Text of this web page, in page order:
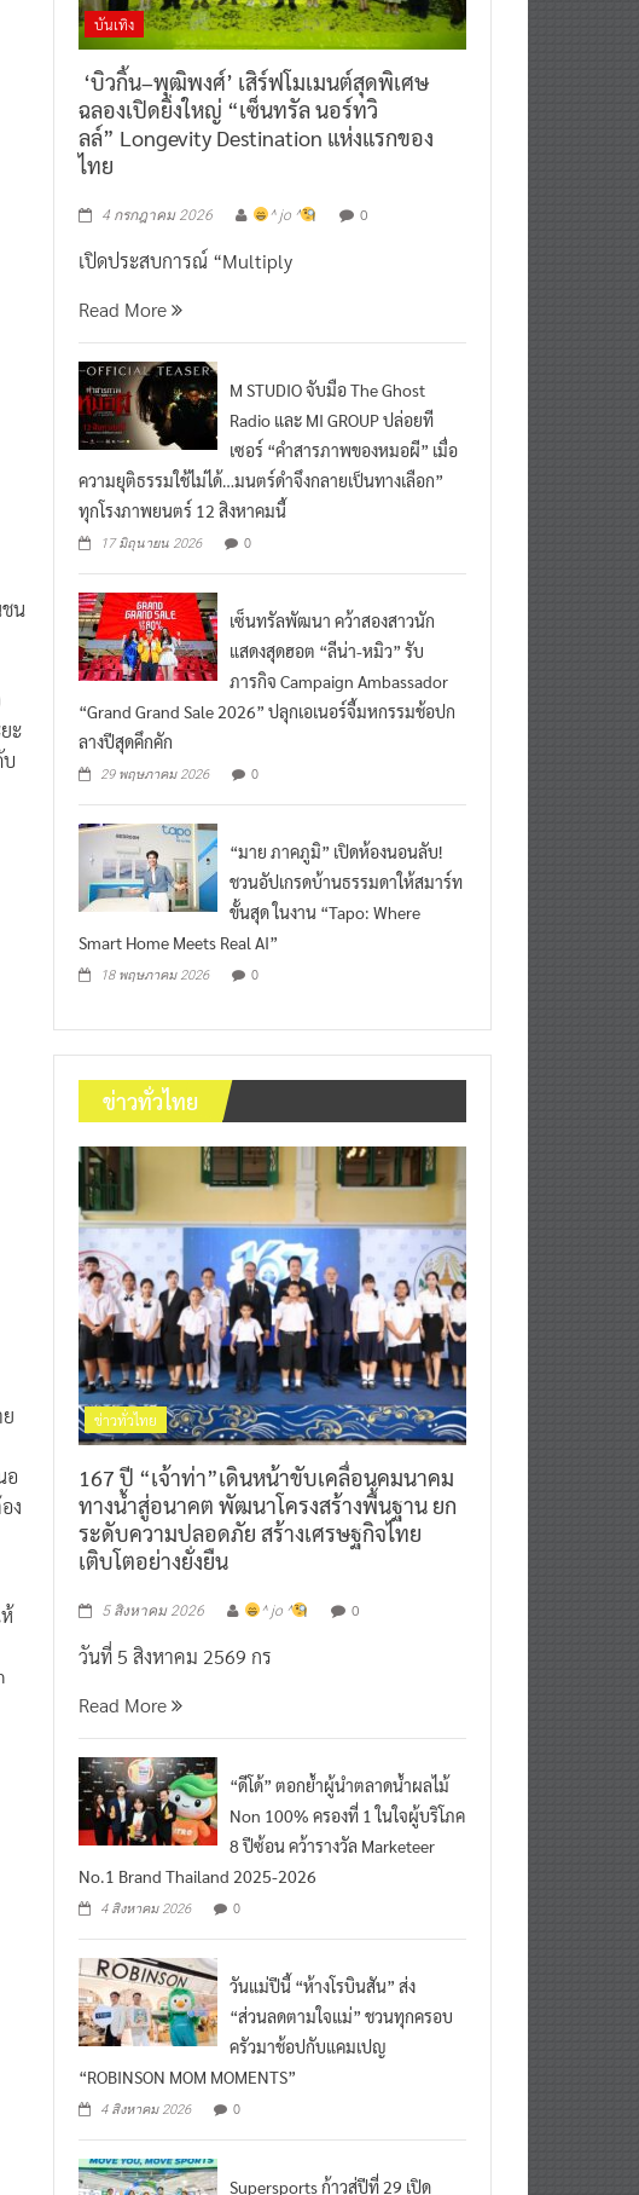
ชน
ะ
บ
อ
ง
บันเทิง
‘บิวกิ้น–พุฒิพงศ์’ เสิร์ฟโมเมนต์สุดพิเศษ
ฉลองเปิดยิ่งใหญ่ “เซ็นทรัล นอร์ทวิ
ลล์” Longevity Destination แห่งแรกของ
ไทย
4 กรกฎาคม 2026 ^ jo ^ 0
เปิดประสบการณ์ “Multiply
Read More
M STUDIO จับมือ The Ghost
Radio และ MI GROUP ปล่อยที
เซอร์ “คำสารภาพของหมอผี” เมื่อ
ความยุติธรรมใช้ไม่ได้…มนตร์ดำจึงกลายเป็นทางเลือก”
ทุกโรงภาพยนตร์ 12 สิงหาคมนี้
17 มิถุนายน 2026 0
เซ็นทรัลพัฒนา คว้าสองสาวนัก
แสดงสุดฮอต “ลีน่า-หมิว” รับ
ภารกิจ Campaign Ambassador
“Grand Grand Sale 2026” ปลุกเอเนอร์จี้มหกรรมช้อปก
ลางปีสุดคึกคัก
29 พฤษภาคม 2026 0
“มาย ภาคภูมิ” เปิดห้องนอนลับ!
ชวนอัปเกรดบ้านธรรมดาให้สมาร์ท
ขั้นสุด ในงาน “Tapo: Where
Smart Home Meets Real AI”
18 พฤษภาคม 2026 0
ข่าวทั่วไทย
ข่าวทั่วไทย
167 ปี “เจ้าท่า”เดินหน้าขับเคลื่อนคมนาคม
ทางน้ำสู่อนาคต พัฒนาโครงสร้างพื้นฐาน ยก
ระดับความปลอดภัย สร้างเศรษฐกิจไทย
เติบโตอย่างยั่งยืน
5 สิงหาคม 2026 ^ jo ^ 0
วันที่ 5 สิงหาคม 2569 กร
Read More
“ดีโด้” ตอกย้ำผู้นำตลาดน้ำผลไม้
Non 100% ครองที่ 1 ในใจผู้บริโภค
8 ปีซ้อน คว้ารางวัล Marketeer
No.1 Brand Thailand 2025-2026
4 สิงหาคม 2026 0
วันแม่ปีนี้ “ห้างโรบินสัน” ส่ง
“ส่วนลดตามใจแม่” ชวนทุกครอบ
ครัวมาช้อปกับแคมเปญ
“ROBINSON MOM MOMENTS”
4 สิงหาคม 2026 0
Supersports ก้าวสู่ปีที่ 29 เปิด